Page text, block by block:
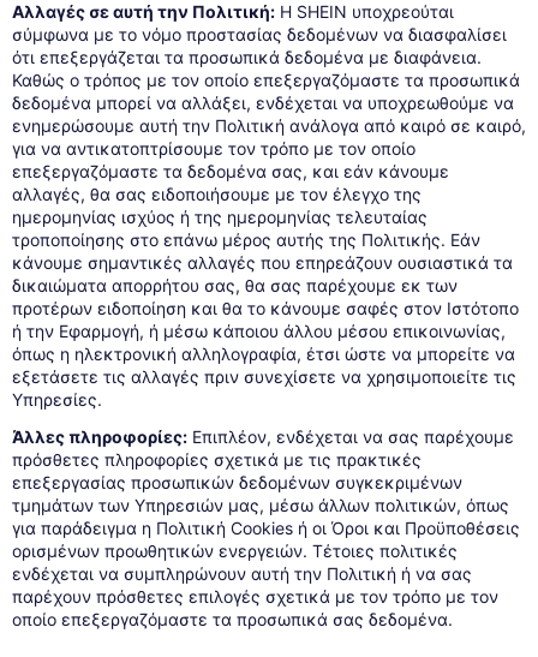
Αλλαγές σε αυτή την Πολιτική:Η SHEIN υποχρεούται
σύμφωνα με το νόμο προστασίας δεδομένων να διασφαλίσει
ότι επεξεργάζεται τα προσωπικά δεδομένα με διαφάνεια.
Καθώς ο τρόπος με τον οποίο επεξεργαζόμαστε τα προσωπικά
δεδομένα μπορεί να αλλάξει, ενδέχεται να υποχρεωθούμε να
ενημερώσουμε αυτή την Πολιτική ανάλογα από καιρό σε καιρό,
για να αντικατοπτρίσουμε τον τρόπο με τον οποίο
επεξεργαζόμαστε τα δεδομένα σας, και εάν κάνουμε
αλλαγές, θα σας ειδοποιήσουμε με τον έλεγχο της
ημερομηνίας ισχύος ή της ημερομηνίας τελευταίας
τροποποίησης στο επάνω μέρος αυτής της Πολιτικής. Εάν
κάνουμε σημαντικές αλλαγές που επηρεάζουν ουσιαστικά τα
δικαιώματα απορρήτου σας, θα σας παρέχουμε εκ των
προτέρων ειδοποίηση και θα το κάνουμε σαφές στον Ιστότοπο
ή την Εφαρμογή, ή μέσω κάποιου άλλου μέσου επικοινωνίας,
όπως η ηλεκτρονική αλληλογραφία, έτσι ώστε να μπορείτε να
εξετάσετε τις αλλαγές πριν συνεχίσετε να χρησιμοποιείτε τις
Υπηρεσίες.
Άλλες πληροφορίες:Επιπλέον, ενδέχεται να σας παρέχουμε
πρόσθετες πληροφορίες σχετικά με τις πρακτικές
επεξεργασίας προσωπικών δεδομένων συγκεκριμένων
τμημάτων των Υπηρεσιών μας, μέσω άλλων πολιτικών, όπως
για παράδειγμα η Πολιτική Cookies ή οι Όροι και Προϋποθέσεις
ορισμένων προωθητικών ενεργειών. Τέτοιες πολιτικές
ενδέχεται να συμπληρώνουν αυτή την Πολιτική ή να σας
παρέχουν πρόσθετες επιλογές σχετικά με τον τρόπο με τον
οποίο επεξεργαζόμαστε τα προσωπικά σας δεδομένα.